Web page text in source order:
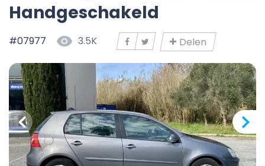
Handgeschakeld
#07977 3.5K Delen